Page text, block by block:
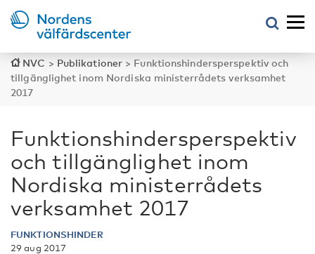
NVC > Publikationer > Funktionshindersperspektiv och
tillgänglighet inom Nordiska ministerrådets verksamhet
2017
Funktionshindersperspektiv
och tillgänglighet inom
Nordiska ministerrådets
verksamhet 2017
FUNKTIONSHINDER
29 aug 2017